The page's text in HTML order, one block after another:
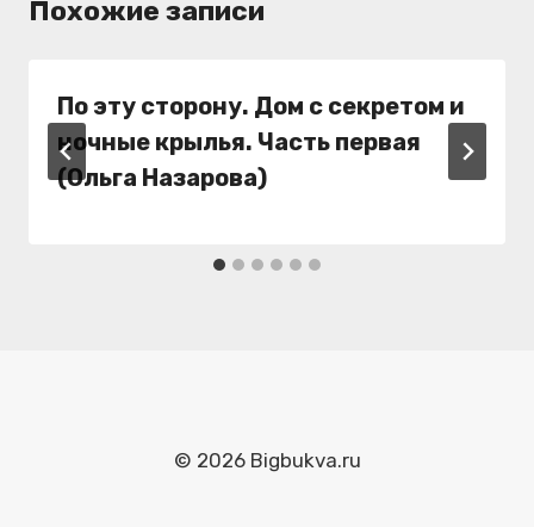
Похожие записи
По эту сторону. Дом с секретом и
ночные крылья. Часть первая
(Ольга Назарова)
© 2026 Bigbukva.ru